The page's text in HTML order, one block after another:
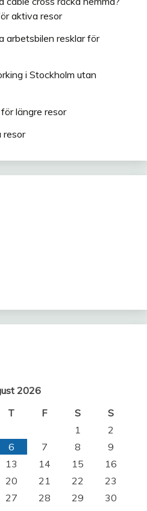
aktiva resor
arbetsbilen resklar för
i Stockholm utan
längre resor
resor
2026
T F S
S
1
2
6 7 8
9
13 14 15
16
20 21 22
23
27 28 29
30